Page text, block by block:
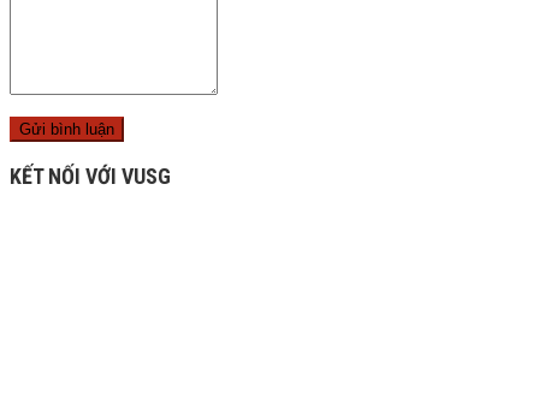
KẾT NỐI VỚI VUSG